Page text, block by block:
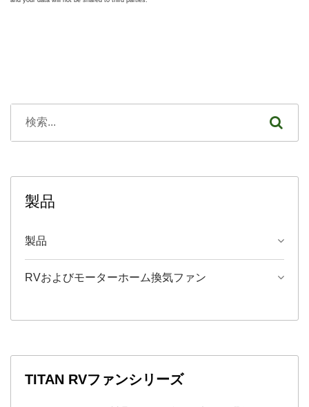
製品
製品
RVおよびモーターホーム換気ファン
TITAN RVファンシリーズ